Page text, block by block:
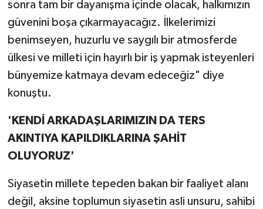
sonra tam bir dayanışma içinde olacak, halkımızın
güvenini boşa çıkarmayacağız. İlkelerimizi
benimseyen, huzurlu ve saygılı bir atmosferde
ülkesi ve milleti için hayırlı bir iş yapmak isteyenleri
bünyemize katmaya devam edeceğiz" diye
konuştu.
'KENDİ ARKADAŞLARIMIZIN DA TERS
AKINTIYA KAPILDIKLARINA ŞAHİT
OLUYORUZ'
Siyasetin millete tepeden bakan bir faaliyet alanı
değil, aksine toplumun siyasetin asli unsuru, sahibi